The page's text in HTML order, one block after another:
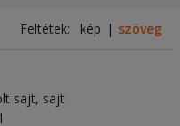
Feltétek: kép szöveg
sajt sajt